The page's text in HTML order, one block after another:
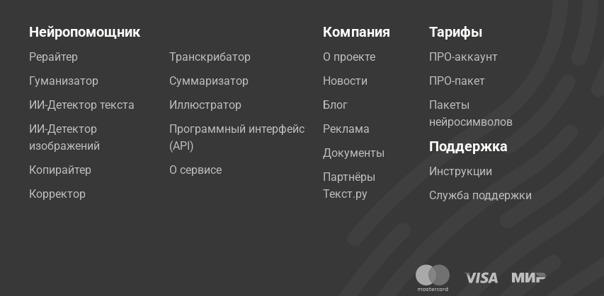
Нейропомощник
Рерайтер
Гуманизатор
ИИ-Детектор текста
ИИ-Детектор
изображений
Копирайтер
Корректор
Транскрибатор
Суммаризатор
Иллюстратор
Программный интерфейс
(API)
О сервисе
Компания
О проекте
Новости
Блог
Реклама
Документы
Партнёры
Текст.ру
Тарифы
ПРО-аккаунт
ПРО-пакет
Пакеты
нейросимволов
Поддержка
Инструкции
Служба поддержки